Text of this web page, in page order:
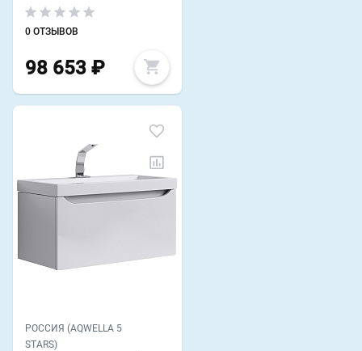
0 ОТЗЫВОВ
98 653 ₽
РОССИЯ (AQWELLA 5
STARS)